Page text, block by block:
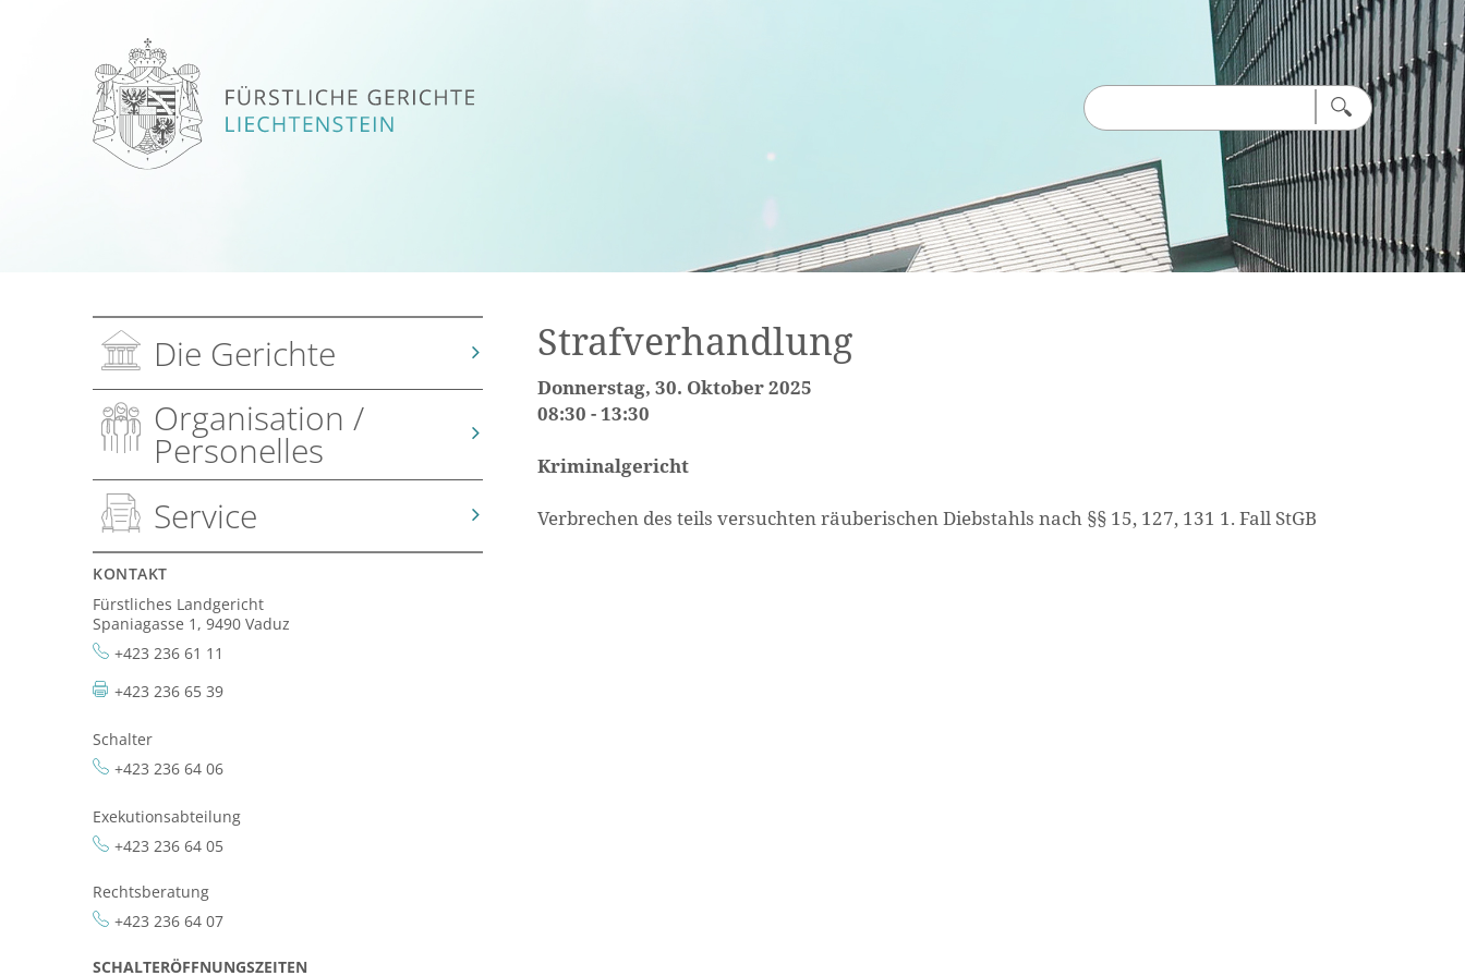
Die Gerichte
Organisation /
Personelles
Service
KONTAKT
Fürstliches Landgericht
Spaniagasse 1, 9490 Vaduz
+423 236 61 11
+423 236 65 39
Schalter
+423 236 64 06
Exekutionsabteilung
+423 236 64 05
Rechtsberatung
+423 236 64 07
SCHALTERÖFFNUNGSZEITEN
Strafverhandlung
Donnerstag, 30. Oktober 2025
08:30 - 13:30
Kriminalgericht
Verbrechen des teils versuchten räuberischen Diebstahls nach §§ 15, 127, 131 1. Fall StGB